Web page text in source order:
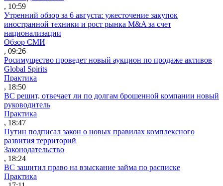
, 10:59
Утренний обзор за 6 августа: ужесточение закупок
иностранной техники и рост рынка M&A за счет
национализации
Обзор СМИ
, 09:26
Росимущество проведет новый аукцион по продаже активов
Global Spirits
Практика
, 18:50
ВС решит, отвечает ли по долгам брошенной компании новый
руководитель
Практика
, 18:47
Путин подписал закон о новых правилах комплексного
развития территорий
Законодательство
, 18:24
ВС защитил право на взыскание займа по расписке
Практика